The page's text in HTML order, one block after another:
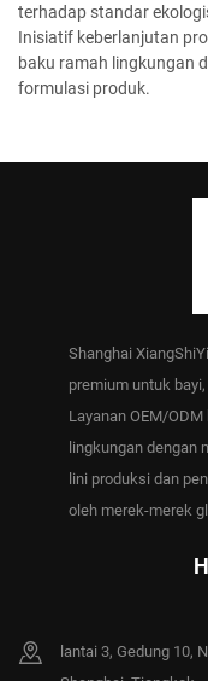
terhadap standar
Inisiatif keberlanjutan
baku ramah lingkungan
formulasi produk.
Shanghai
premium untuk
Layanan OEM/
lingkungan dengan
lini produksi dan
oleh merek-merek
lantai 3, Gedung 10,